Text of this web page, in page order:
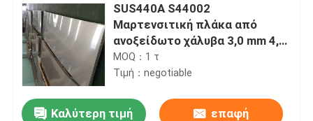
SUS440A S44002
Μαρτενσιτική πλάκα από
ανοξείδωτο χάλυβα 3,0 mm 4,0
mm 9Cr18Mo πλάκα θερμής
έλασης
MOQ：1 τ
Τιμή：negotiable
Καλύτερη τιμή επαφή